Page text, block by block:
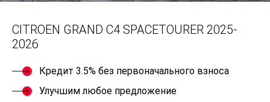
CITROEN GRAND C4 SPACETOURER 2025-
2026
Кредит 3.5% без первоначального взноса
Улучшим любое предложение